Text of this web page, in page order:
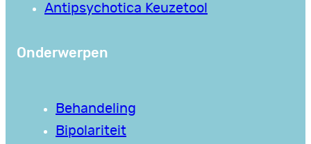
Antipsychotica Keuzetool
Onderwerpen
Behandeling
Bipolariteit